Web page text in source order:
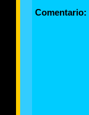
Comentario: